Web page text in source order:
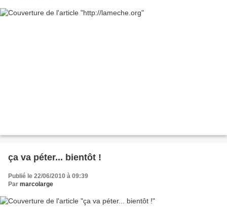
ça va péter... bientôt !
Publié le 22/06/2010 à 09:39
Par marcolarge